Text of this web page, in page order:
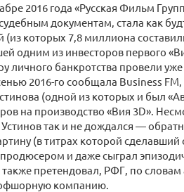
2016 года «Русская Фильм
документам, стала как
которых 7,8 миллиона
одним из инвесторов первого
личного банкротства провели
2016-го сообщала Business
(одной из которых и был
на производство «Вия 3D».
так и не дождался —
(в титрах которой сделавший
и даже сыграл
претендовал, РФГ, по словам
компанию.